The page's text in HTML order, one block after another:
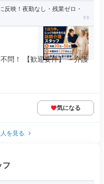
反映！夜勤なし・残業ゼロ・
問！ 【歓迎要件】 ・介護
気になる
を見る
フ